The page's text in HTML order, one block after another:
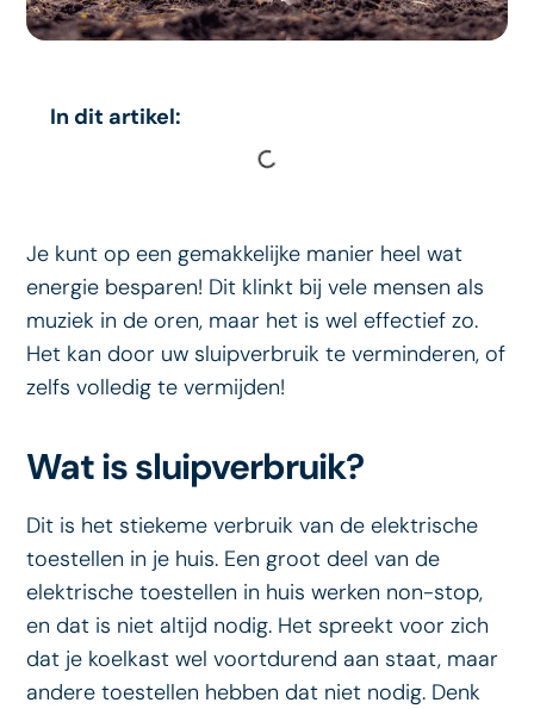
In dit artikel:
Je kunt op een gemakkelijke manier heel wat
energie besparen! Dit klinkt bij vele mensen als
muziek in de oren, maar het is wel effectief zo.
Het kan door uw sluipverbruik te verminderen, of
zelfs volledig te vermijden!
Wat is sluipverbruik?
Dit is het stiekeme verbruik van de elektrische
toestellen in je huis. Een groot deel van de
elektrische toestellen in huis werken non-stop,
en dat is niet altijd nodig. Het spreekt voor zich
dat je koelkast wel voortdurend aan staat, maar
andere toestellen hebben dat niet nodig. Denk